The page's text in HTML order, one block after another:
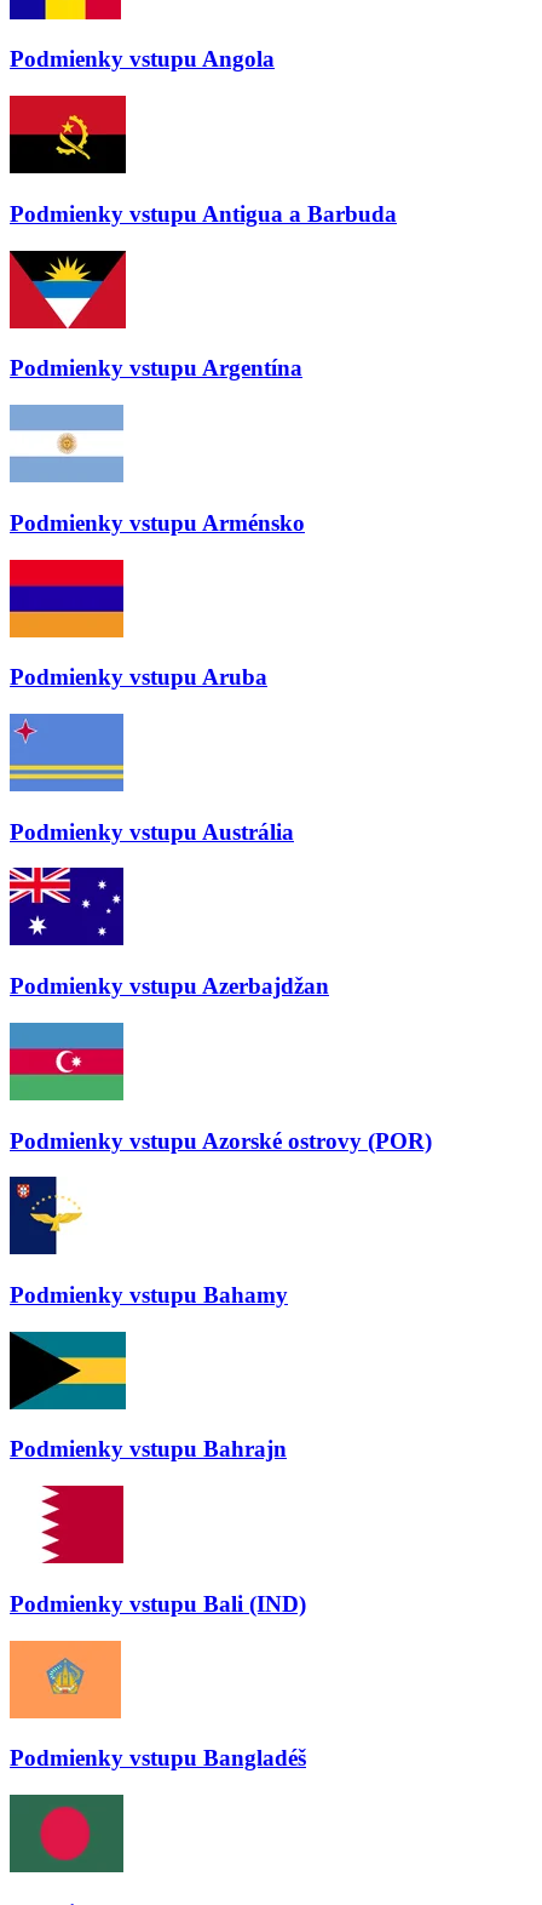
Podmienky vstupu Angola
Podmienky vstupu Antigua a Barbuda
Podmienky vstupu Argentína
Podmienky vstupu Arménsko
Podmienky vstupu Aruba
Podmienky vstupu Austrália
Podmienky vstupu Azerbajdžan
Podmienky vstupu Azorské ostrovy (POR)
Podmienky vstupu Bahamy
Podmienky vstupu Bahrajn
Podmienky vstupu Bali (IND)
Podmienky vstupu Bangladéš